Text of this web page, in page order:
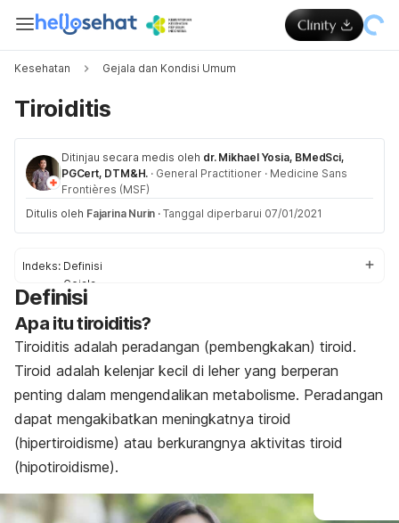
Kesehatan Gejala dan Kondisi Umum
Tiroiditis
Ditinjau secara medis oleh dr. Mikhael Yosia, BMedSci,
PGCert, DTM&H. · General Practitioner · Medicine Sans
Frontières (MSF)
Ditulis oleh Fajarina Nurin · Tanggal diperbarui 07/01/2021
Indeks: Definisi
Gejala
Penyebab
Diagnosis
Definisi
Apa itu tiroiditis?
Tiroiditis adalah peradangan (pembengkakan) tiroid.
Tiroid adalah kelenjar kecil di leher yang berperan
penting dalam mengendalikan metabolisme. Peradangan
dapat mengakibatkan meningkatnya tiroid
(hipertiroidisme) atau berkurangnya aktivitas tiroid
(hipotiroidisme).